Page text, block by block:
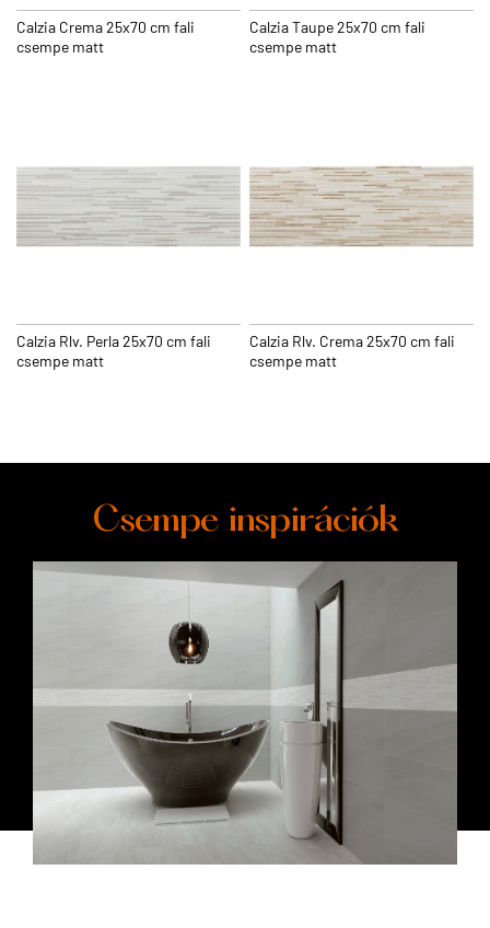
Calzia Crema 25x70 cm fali
csempe matt
Calzia Taupe 25x70 cm fali
csempe matt
Calzia Rlv. Perla 25x70 cm fali
csempe matt
Calzia Rlv. Crema 25x70 cm fali
csempe matt
Csempe inspirációk